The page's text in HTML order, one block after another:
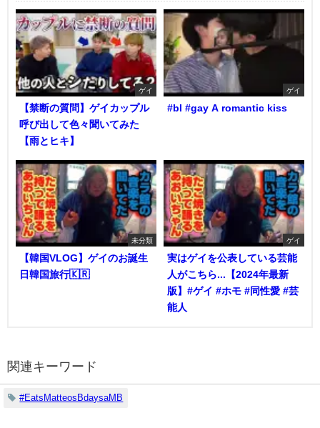
ゲイ
【禁断の質問】ゲイカップル
呼び出して色々聞いてみた
【雨とヒキ】
ゲイ
#bl #gay A romantic kiss
未分類
【韓国VLOG】ゲイのお誕生
日韓国旅行🇰🇷
ゲイ
実はゲイを公表している芸能
人がこちら...【2024年最新
版】#ゲイ #ホモ #同性愛 #芸
能人
関連キーワード
#EatsMatteosBdaysaMB